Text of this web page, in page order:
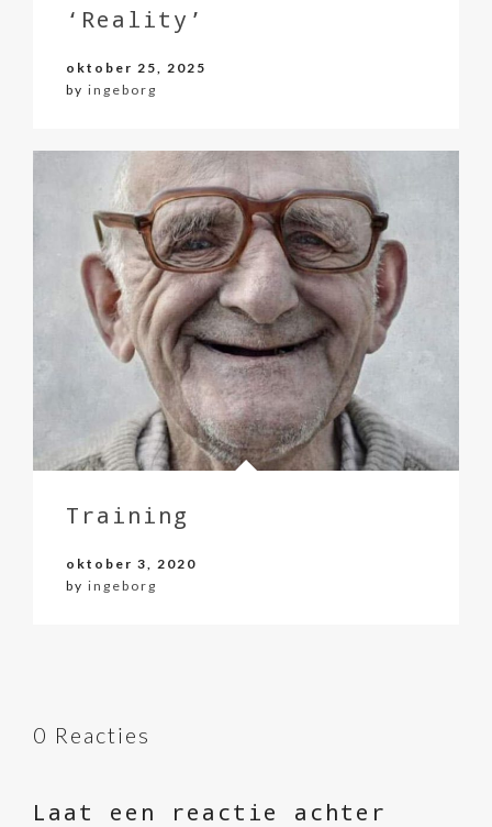
‘Reality’
oktober 25, 2025
by ingeborg
Training
oktober 3, 2020
by ingeborg
0 Reacties
Laat een reactie achter